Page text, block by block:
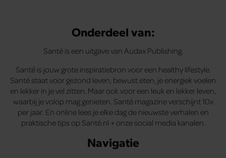
Onderdeel van:
Santé is een uitgave van Audax Publishing.
Santé is jouw grote inspiratiebron voor een healthy lifestyle.
Santé staat voor gezond leven, bewust eten, je energiek voelen
en lekker in je vel zitten. Maar ook voor een leuk en lekker leven,
waarbij je volop mag genieten. Santé magazine verschijnt 10x
per jaar. En online lees je elke dag de nieuwste verhalen en
praktische tips op Santé.nl + onze social media kanalen.
Navigatie